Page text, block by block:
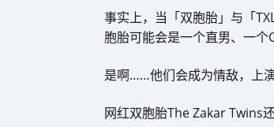
事实上，当「双胞胎」与「
胞胎可能会是一个直男、一个
是啊……他们会成为情敌，上
网红双胞胎The Zakar Twins